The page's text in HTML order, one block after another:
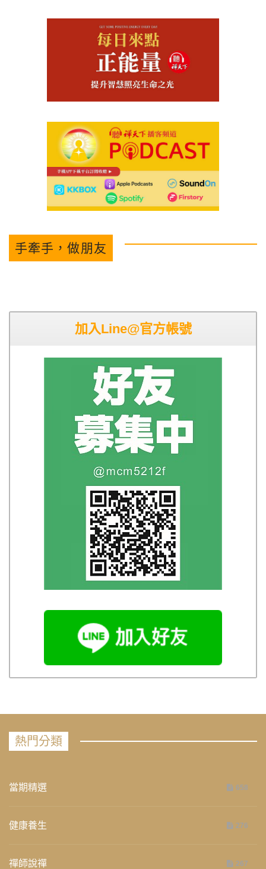
手牽手，做朋友
加入Line@官方帳號
熱門分類
當期精選 658
健康養生 276
禪師說禪 267